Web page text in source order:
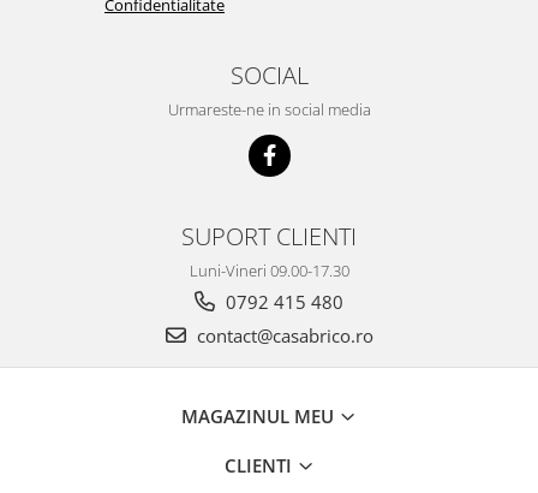
Confidentialitate
SOCIAL
Urmareste-ne in social media
SUPORT CLIENTI
Luni-Vineri 09.00-17.30
0792 415 480
contact@casabrico.ro
MAGAZINUL MEU
CLIENTI